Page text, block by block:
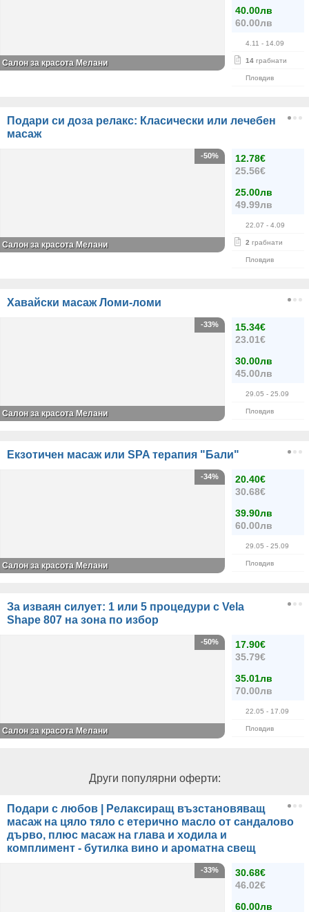
40.00лв
60.00лв
4.11 - 14.09
14 грабнати
Пловдив
Салон за красота Мелани
Подари си доза релакс: Класически или лечебен
масаж
12.78€
25.56€
25.00лв
49.99лв
22.07 - 4.09
2 грабнати
Пловдив
-50%
Салон за красота Мелани
Хавайски масаж Ломи-ломи
15.34€
23.01€
30.00лв
45.00лв
29.05 - 25.09
Пловдив
-33%
Салон за красота Мелани
Екзотичен масаж или SPA терапия "Бали"
20.40€
30.68€
39.90лв
60.00лв
29.05 - 25.09
Пловдив
-34%
Салон за красота Мелани
За изваян силует: 1 или 5 процедури с Vela
Shape 807 на зона по избор
17.90€
35.79€
35.01лв
70.00лв
22.05 - 17.09
Пловдив
-50%
Салон за красота Мелани
Други популярни оферти:
Подари с любов | Релаксиращ възстановяващ
масаж на цяло тяло с етерично масло от сандалово
дърво, плюс масаж на глава и ходила и
комплимент - бутилка вино и ароматна свещ
30.68€
46.02€
60.00лв
-33%